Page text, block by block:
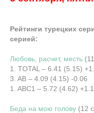
Рейтинги турецких
серией:
Любовь, расчет, месть
1. TOTAL – 6.41 (5.15)
3. AB – 4.09 (4.15) -0.06
1. ABC1 – 5.72 (4.62)
Беда на мою голову (12